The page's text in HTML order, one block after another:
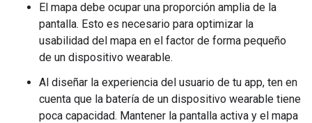
El mapa debe ocupar una proporción amplia de la
pantalla. Esto es necesario para optimizar la
usabilidad del mapa en el factor de forma pequeño
de un dispositivo wearable.
Al diseñar la experiencia del usuario de tu app, ten en
cuenta que la batería de un dispositivo wearable tiene
poca capacidad. Mantener la pantalla activa y el mapa